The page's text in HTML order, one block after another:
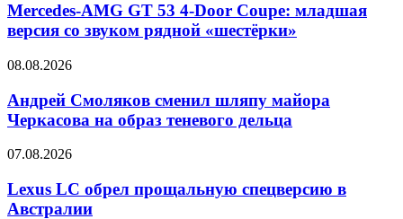
Mercedes-AMG GT 53 4-Door Coupe: младшая
версия со звуком рядной «шестёрки»
08.08.2026
Андрей Смоляков сменил шляпу майора
Черкасова на образ теневого дельца
07.08.2026
Lexus LC обрел прощальную спецверсию в
Австралии